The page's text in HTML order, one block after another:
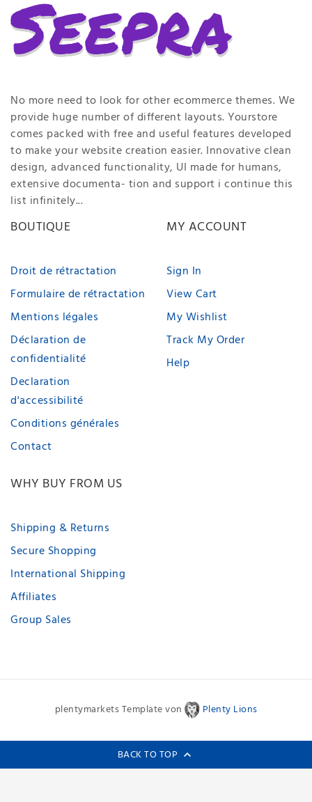
No more need to look for other ecommerce themes. We
provide huge number of different layouts. Yourstore
comes packed with free and useful features developed
to make your website creation easier. Innovative clean
design, advanced functionality, UI made for humans,
extensive documenta- tion and support i continue this
list infinitely...
BOUTIQUE
Droit de rétractation
Formulaire de rétractation
Mentions légales
Déclaration de
confidentialité
Declaration
d'accessibilité
Conditions générales
Contact
MY ACCOUNT
Sign In
View Cart
My Wishlist
Track My Order
Help
WHY BUY FROM US
Shipping & Returns
Secure Shopping
International Shipping
Affiliates
Group Sales
plentymarkets Template von Plenty Lions
BACK TO TOP